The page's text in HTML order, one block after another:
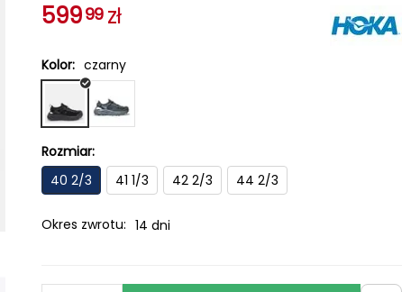
59999 zł
Kolor: czarny
Rozmiar:
40 2/3
41 1/3 42 2/3 44 2/3
Okres zwrotu: 14 dni